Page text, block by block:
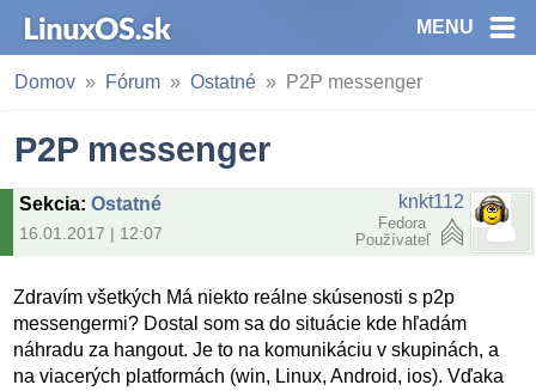
MENU
Domov Fórum Ostatné P2P messenger
P2P messenger
Sekcia: Ostatné
16.01.2017 | 12:07
knkt112
Fedora
Používateľ
Zdravím všetkých Má niekto reálne skúsenosti s p2p
messengermi? Dostal som sa do situácie kde hľadám
náhradu za hangout. Je to na komunikáciu v skupinách, a
na viacerých platformách (win, Linux, Android, ios). Vďaka